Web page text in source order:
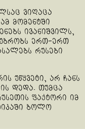
ვიღაცა
მომენტში
ივანიშვილს,
ერთ-ერთ
რუსები
უწყვეტი, არ ჩანს
დედა. თუმცა
ფაქტორი იმ
ბოლო